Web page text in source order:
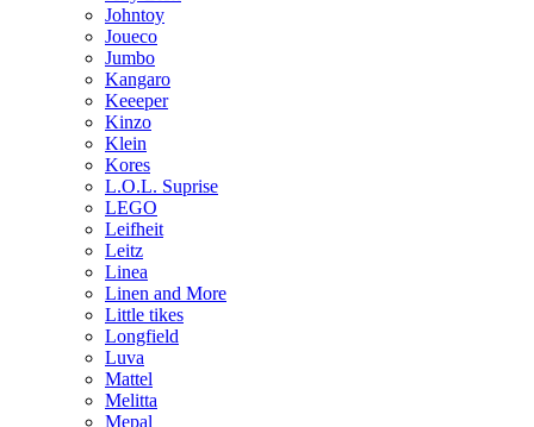
Johntoy
Joueco
Jumbo
Kangaro
Keeeper
Kinzo
Klein
Kores
L.O.L. Suprise
LEGO
Leifheit
Leitz
Linea
Linen and More
Little tikes
Longfield
Luva
Mattel
Melitta
Mepal